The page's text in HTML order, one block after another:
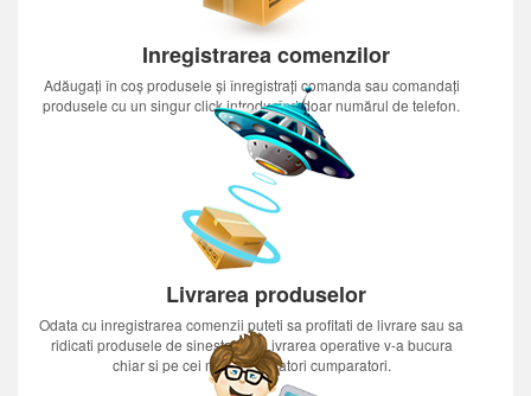
Inregistrarea comenzilor
Adăugați în coș produsele și înregistrați comanda sau comandați
produsele cu un singur click introducînd doar numărul de telefon.
Livrarea produselor
Odata cu inregistrarea comenzii puteti sa profitati de livrare sau sa
ridicati produsele de sinestatator.Livrarea operative v-a bucura
chiar si pe cei mai nerabdatori cumparatori.